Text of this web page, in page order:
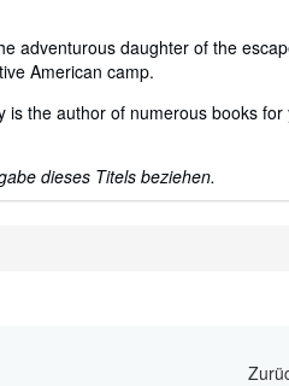
adventurous daughter of the
American camp.
is the author of numerous books
dieses Titels beziehen.